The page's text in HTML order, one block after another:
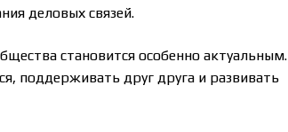
деловых связей.
становится особенно актуальным.
поддерживать друг друга и развивать